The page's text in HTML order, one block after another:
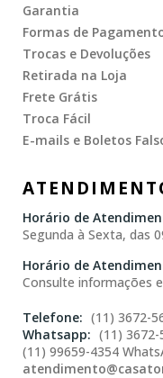
Garantia
Formas de
Trocas e Devoluções
Retirada na Loja
Frete Grátis
Troca Fácil
E-mails e Boletos
Horário de
Segunda à Sexta, das
Horário de
Consulte informações
(11) 3672-
(11) 3672-
(11) 99659-4354